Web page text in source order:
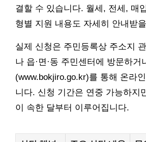
결할 수 있습니다. 월세, 전세, 매
형별 지원 내용도 자세히 안내받
실제 신청은 주민등록상 주소지 관
나 읍·면·동 주민센터에 방문하거
(www.bokjiro.go.kr)를 통해 온라
니다. 신청 기간은 연중 가능하지
이 속한 달부터 이루어집니다.